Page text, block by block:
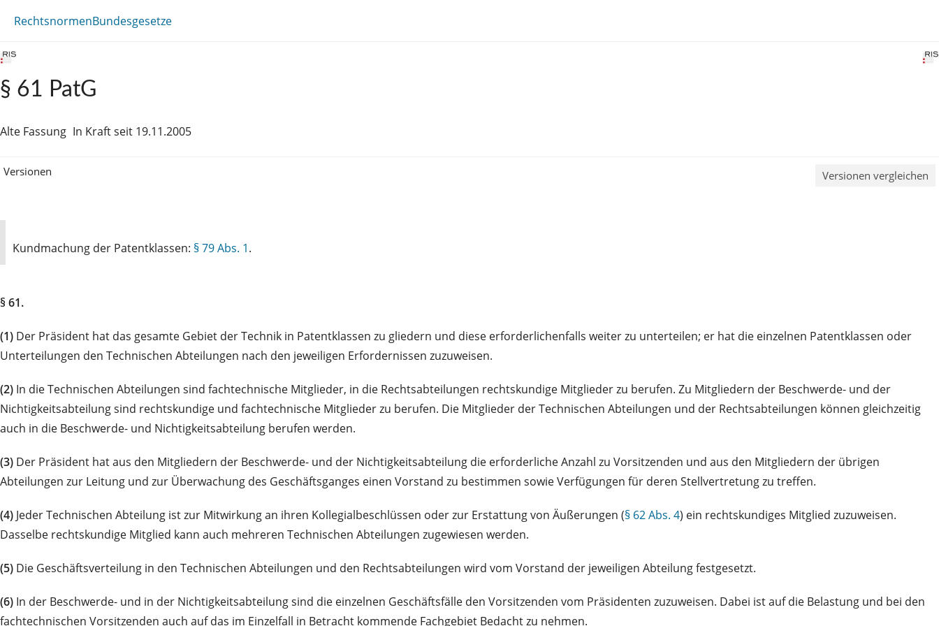
RechtsnormenBundesgesetze
§ 61 PatG
Alte Fassung In Kraft seit 19.11.2005
Versionen Versionen vergleichen
Kundmachung der Patentklassen: § 79 Abs. 1.
§ 61.
(1) Der Präsident hat das gesamte Gebiet der Technik in Patentklassen zu gliedern und diese erforderlichenfalls weiter zu unterteilen; er hat die einzelnen Patentklassen oder
Unterteilungen den Technischen Abteilungen nach den jeweiligen Erfordernissen zuzuweisen.
(2) In die Technischen Abteilungen sind fachtechnische Mitglieder, in die Rechtsabteilungen rechtskundige Mitglieder zu berufen. Zu Mitgliedern der Beschwerde- und der
Nichtigkeitsabteilung sind rechtskundige und fachtechnische Mitglieder zu berufen. Die Mitglieder der Technischen Abteilungen und der Rechtsabteilungen können gleichzeitig
auch in die Beschwerde- und Nichtigkeitsabteilung berufen werden.
(3) Der Präsident hat aus den Mitgliedern der Beschwerde- und der Nichtigkeitsabteilung die erforderliche Anzahl zu Vorsitzenden und aus den Mitgliedern der übrigen
Abteilungen zur Leitung und zur Überwachung des Geschäftsganges einen Vorstand zu bestimmen sowie Verfügungen für deren Stellvertretung zu treffen.
(4) Jeder Technischen Abteilung ist zur Mitwirkung an ihren Kollegialbeschlüssen oder zur Erstattung von Äußerungen (§ 62 Abs. 4) ein rechtskundiges Mitglied zuzuweisen.
Dasselbe rechtskundige Mitglied kann auch mehreren Technischen Abteilungen zugewiesen werden.
(5) Die Geschäftsverteilung in den Technischen Abteilungen und den Rechtsabteilungen wird vom Vorstand der jeweiligen Abteilung festgesetzt.
(6) In der Beschwerde- und in der Nichtigkeitsabteilung sind die einzelnen Geschäftsfälle den Vorsitzenden vom Präsidenten zuzuweisen. Dabei ist auf die Belastung und bei den
fachtechnischen Vorsitzenden auch auf das im Einzelfall in Betracht kommende Fachgebiet Bedacht zu nehmen.